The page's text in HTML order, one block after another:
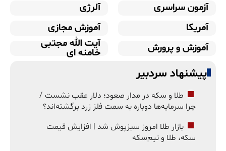
آزمون سراسری
آلرژی
آمریکا
آموزش مجازی
آموزش و پرورش
آیت الله مجتبی
خامنه ای
پیشنهاد سردبیر
طلا و سکه در مدار صعود؛ دلار عقب نشست /
چرا سرمایه‌ها دوباره به سمت فلز زرد برگشته‌اند؟
بازار طلا امروز سبزپوش شد | افزایش قیمت
سکه، طلا و نیم‌سکه